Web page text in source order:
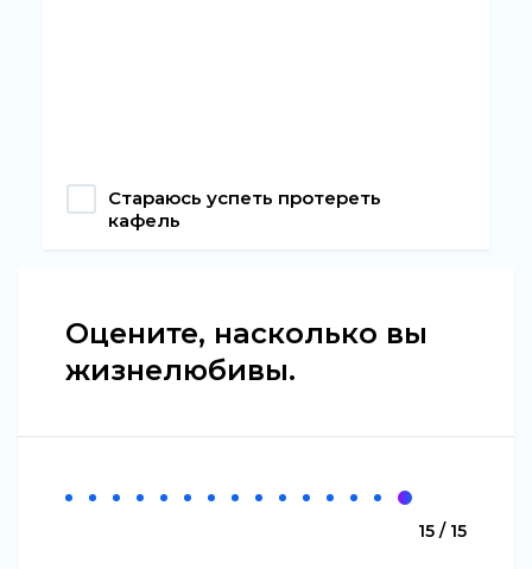
Стараюсь успеть протереть
кафель
Оцените, насколько вы
жизнелюбивы.
15 / 15